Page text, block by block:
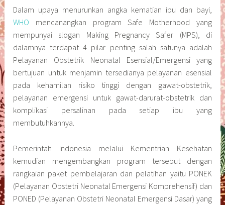
Dalam upaya menurunkan angka kematian ibu dan bayi,
WHO mencanangkan program Safe Motherhood yang
mempunyai slogan Making Pregnancy Safer (MPS), di
dalamnya terdapat 4 pilar penting salah satunya adalah
Pelayanan Obstetrik Neonatal Esensial/Emergensi yang
bertujuan untuk menjamin tersedianya pelayanan esensial
pada kehamilan risiko tinggi dengan gawat-obstetrik,
pelayanan emergensi untuk gawat-darurat-obstetrik dan
komplikasi persalinan pada setiap ibu yang
membutuhkannya.
Pemerintah Indonesia melalui Kementrian Kesehatan
kemudian mengembangkan program tersebut dengan
rangkaian paket pembelajaran dan pelatihan yaitu PONEK
(Pelayanan Obstetri Neonatal Emergensi Komprehensif) dan
PONED (Pelayanan Obstetri Neonatal Emergensi Dasar) yang